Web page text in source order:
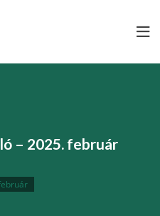
– 2025. február